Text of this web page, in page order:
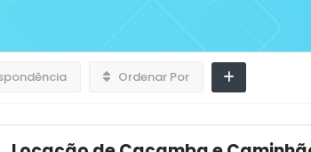
Ordenar Por